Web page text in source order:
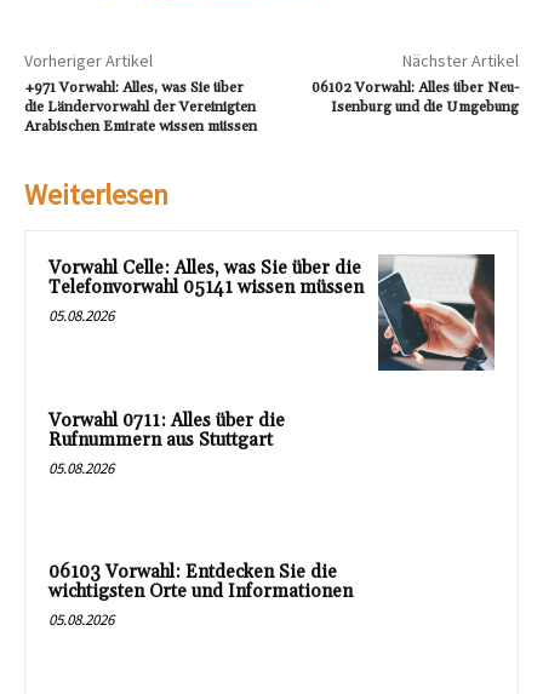
Vorheriger Artikel
+971 Vorwahl: Alles, was Sie über
die Ländervorwahl der Vereinigten
Arabischen Emirate wissen müssen
Nächster Artikel
06102 Vorwahl: Alles über Neu-
Isenburg und die Umgebung
Weiterlesen
Vorwahl Celle: Alles, was Sie über die
Telefonvorwahl 05141 wissen müssen
05.08.2026
Vorwahl 0711: Alles über die
Rufnummern aus Stuttgart
05.08.2026
06103 Vorwahl: Entdecken Sie die
wichtigsten Orte und Informationen
05.08.2026